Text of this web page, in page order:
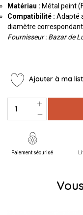
Matériau : Métal peint
Compatibilité : Adapté
diamètre
Fournisseur : Bazar de
Ajouter à ma
Paiement sécurisé